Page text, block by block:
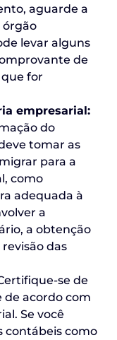
aguarde a
órgão
levar alguns
de
for
empresarial:
do
tomar as
para a
como
adequada à
a
a obtenção
das
se de
de acordo com
Se você
contábeis como